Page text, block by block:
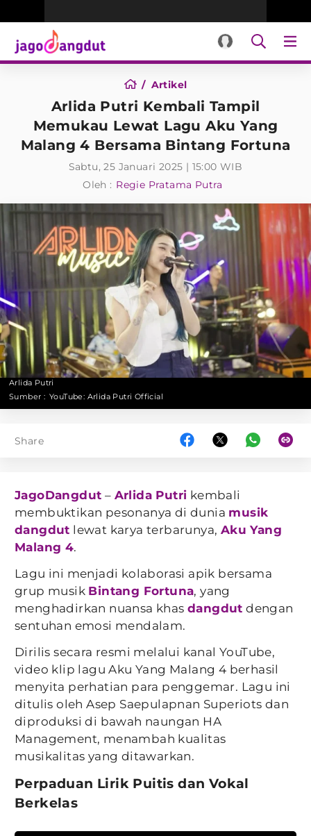
Artikel
Arlida Putri Kembali Tampil
Memukau Lewat Lagu Aku Yang
Malang 4 Bersama Bintang Fortuna
Sabtu, 25 Januari 2025 | 15:00 WIB
Oleh : Regie Pratama Putra
Arlida Putri
Sumber : YouTube: Arlida Putri Official
Share
JagoDangdut – Arlida Putri kembali
membuktikan pesonanya di dunia musik
dangdut lewat karya terbarunya, Aku Yang
Malang 4.
Lagu ini menjadi kolaborasi apik bersama
grup musik Bintang Fortuna, yang
menghadirkan nuansa khas dangdut dengan
sentuhan emosi mendalam.
Dirilis secara resmi melalui kanal YouTube,
video klip lagu Aku Yang Malang 4 berhasil
menyita perhatian para penggemar. Lagu ini
ditulis oleh Asep Saepulapnan Superiots dan
diproduksi di bawah naungan HA
Management, menambah kualitas
musikalitas yang ditawarkan.
Perpaduan Lirik Puitis dan Vokal
Berkelas